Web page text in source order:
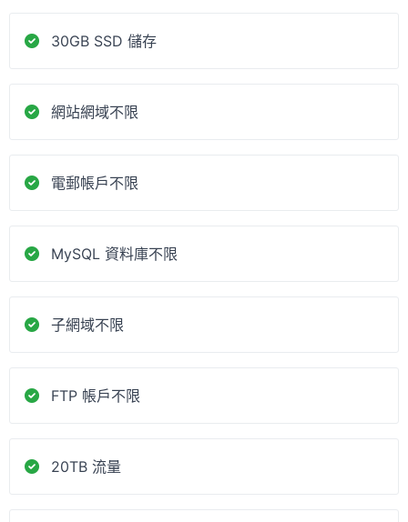
30GB SSD 儲存
網站網域不限
電郵帳戶不限
MySQL 資料庫不限
子網域不限
FTP 帳戶不限
20TB 流量